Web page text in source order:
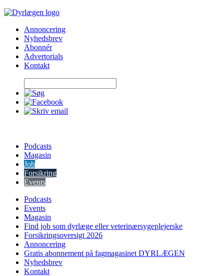
Skip
contentAnnoncering
Nyhedsbrev
Abonnér
Advertorials
Kontakt
Podcasts
Magasin
Job
Forsikring
Events
Podcasts
Events
Magasin
Find job som dyrlæge eller veterinærsygeplejerske
Forsikringsoversigt 2026
Annoncering
Gratis abonnement på fagmagasinet DYRLÆGEN
Nyhedsbrev
Kontakt